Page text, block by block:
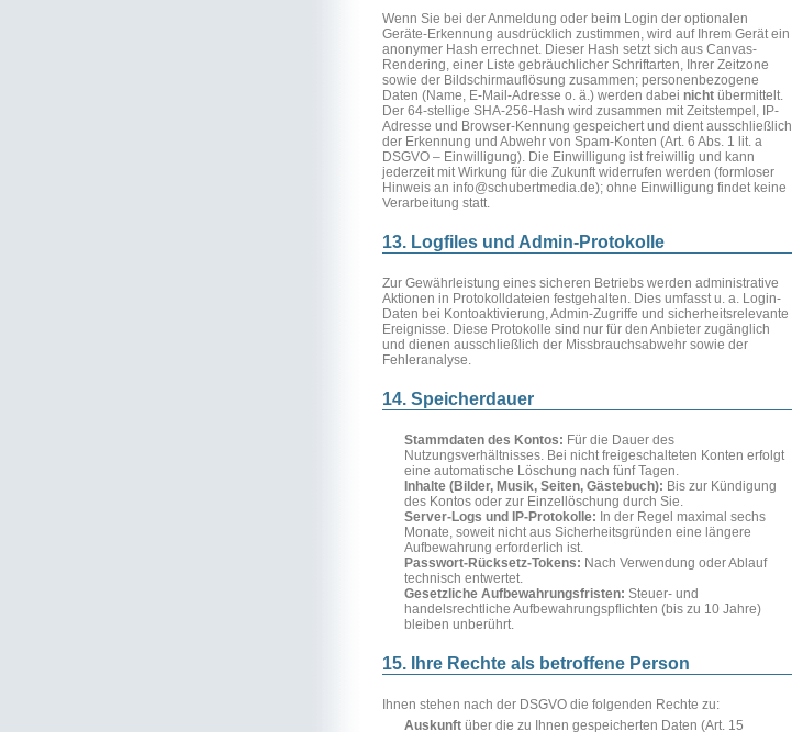
Wenn Sie bei der Anmeldung oder beim Login der optionalen
Geräte-Erkennung ausdrücklich zustimmen, wird auf Ihrem Gerät ein
anonymer Hash errechnet. Dieser Hash setzt sich aus Canvas-
Rendering, einer Liste gebräuchlicher Schriftarten, Ihrer Zeitzone
sowie der Bildschirmauflösung zusammen; personenbezogene
Daten (Name, E-Mail-Adresse o. ä.) werden dabei nicht übermittelt.
Der 64-stellige SHA-256-Hash wird zusammen mit Zeitstempel, IP-
Adresse und Browser-Kennung gespeichert und dient ausschließlich
der Erkennung und Abwehr von Spam-Konten (Art. 6 Abs. 1 lit. a
DSGVO – Einwilligung). Die Einwilligung ist freiwillig und kann
jederzeit mit Wirkung für die Zukunft widerrufen werden (formloser
Hinweis an info@schubertmedia.de); ohne Einwilligung findet keine
Verarbeitung statt.
13. Logfiles und Admin-Protokolle
Zur Gewährleistung eines sicheren Betriebs werden administrative
Aktionen in Protokolldateien festgehalten. Dies umfasst u. a. Login-
Daten bei Kontoaktivierung, Admin-Zugriffe und sicherheitsrelevante
Ereignisse. Diese Protokolle sind nur für den Anbieter zugänglich
und dienen ausschließlich der Missbrauchsabwehr sowie der
Fehleranalyse.
14. Speicherdauer
Stammdaten des Kontos: Für die Dauer des
Nutzungsverhältnisses. Bei nicht freigeschalteten Konten erfolgt
eine automatische Löschung nach fünf Tagen.
Inhalte (Bilder, Musik, Seiten, Gästebuch): Bis zur Kündigung
des Kontos oder zur Einzellöschung durch Sie.
Server-Logs und IP-Protokolle: In der Regel maximal sechs
Monate, soweit nicht aus Sicherheitsgründen eine längere
Aufbewahrung erforderlich ist.
Passwort-Rücksetz-Tokens: Nach Verwendung oder Ablauf
technisch entwertet.
Gesetzliche Aufbewahrungsfristen: Steuer- und
handelsrechtliche Aufbewahrungspflichten (bis zu 10 Jahre)
bleiben unberührt.
15. Ihre Rechte als betroffene Person
Ihnen stehen nach der DSGVO die folgenden Rechte zu:
Auskunft über die zu Ihnen gespeicherten Daten (Art. 15